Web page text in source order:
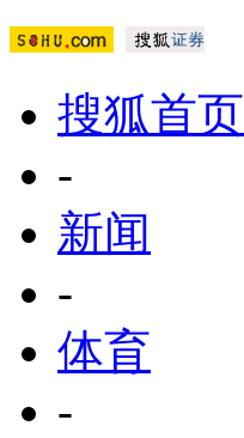
搜狐首页
-
新闻
-
体育
-